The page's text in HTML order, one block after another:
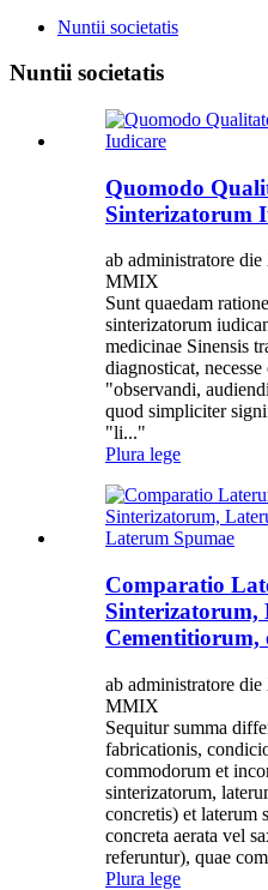
Nuntii societatis
Nuntii societatis
Quomodo
Sinterizatorum
ab administratore
MMIX
Sunt quaedam
sinterizatorum
medicinae Sinensis
diagnosticat,
"observandi,
quod simpliciter
"li..."
Plura lege
Comparatio
Sinterizatorum,
Cementitiorum,
ab administratore
MMIX
Sequitur summa
fabricationis,
commodorum et
sinterizatorum,
concretis) et laterum
concreta aerata vel
referuntur), quae
Plura lege